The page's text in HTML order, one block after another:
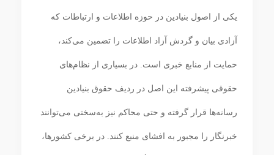
یکی از اصول بنیادین در حوزه اطلاعات و ارتباطات که
آزادی بیان و گردش آزاد اطلاعات را تضمین می‌کند،
حمایت از منابع خبری است. در بسیاری از نظام‌های
حقوقی پیشرفته این اصل در ردیف حقوق بنیادین
رسانه‌ها قرار گرفته و حتی محاکم نیز به‌سختی می‌توانند
خبرنگار را مجبور به افشای منبع کنند. در برخی کشورها،